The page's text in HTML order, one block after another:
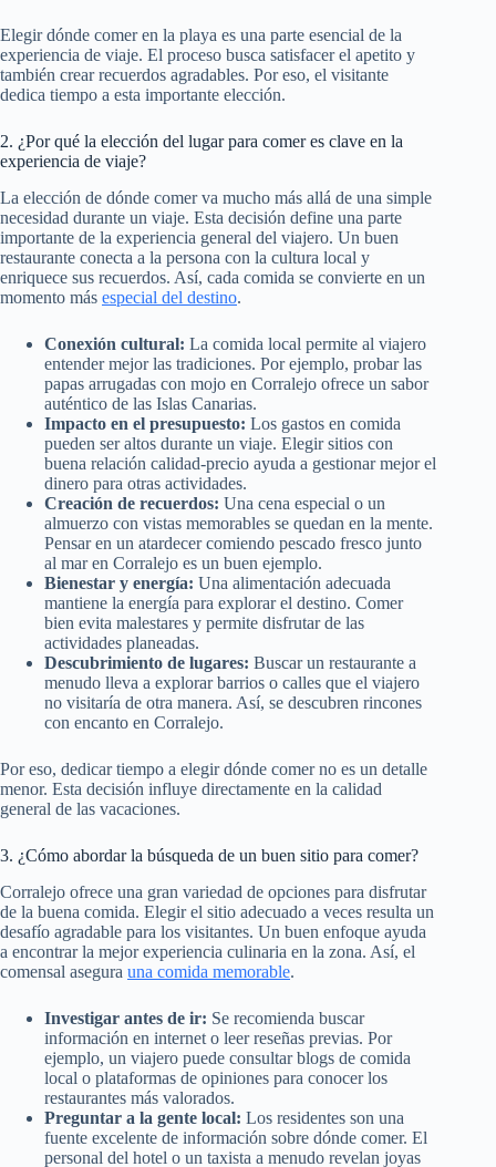
Elegir dónde comer en la playa es una parte esencial de la
experiencia de viaje. El proceso busca satisfacer el apetito y
también crear recuerdos agradables. Por eso, el visitante
dedica tiempo a esta importante elección.
2. ¿Por qué la elección del lugar para comer es clave en la
experiencia de viaje?
La elección de dónde comer va mucho más allá de una simple
necesidad durante un viaje. Esta decisión define una parte
importante de la experiencia general del viajero. Un buen
restaurante conecta a la persona con la cultura local y
enriquece sus recuerdos. Así, cada comida se convierte en un
momento más especial del destino.
Conexión cultural: La comida local permite al viajero
entender mejor las tradiciones. Por ejemplo, probar las
papas arrugadas con mojo en Corralejo ofrece un sabor
auténtico de las Islas Canarias.
Impacto en el presupuesto: Los gastos en comida
pueden ser altos durante un viaje. Elegir sitios con
buena relación calidad-precio ayuda a gestionar mejor el
dinero para otras actividades.
Creación de recuerdos: Una cena especial o un
almuerzo con vistas memorables se quedan en la mente.
Pensar en un atardecer comiendo pescado fresco junto
al mar en Corralejo es un buen ejemplo.
Bienestar y energía: Una alimentación adecuada
mantiene la energía para explorar el destino. Comer
bien evita malestares y permite disfrutar de las
actividades planeadas.
Descubrimiento de lugares: Buscar un restaurante a
menudo lleva a explorar barrios o calles que el viajero
no visitaría de otra manera. Así, se descubren rincones
con encanto en Corralejo.
Por eso, dedicar tiempo a elegir dónde comer no es un detalle
menor. Esta decisión influye directamente en la calidad
general de las vacaciones.
3. ¿Cómo abordar la búsqueda de un buen sitio para comer?
Corralejo ofrece una gran variedad de opciones para disfrutar
de la buena comida. Elegir el sitio adecuado a veces resulta un
desafío agradable para los visitantes. Un buen enfoque ayuda
a encontrar la mejor experiencia culinaria en la zona. Así, el
comensal asegura una comida memorable.
Investigar antes de ir: Se recomienda buscar
información en internet o leer reseñas previas. Por
ejemplo, un viajero puede consultar blogs de comida
local o plataformas de opiniones para conocer los
restaurantes más valorados.
Preguntar a la gente local: Los residentes son una
fuente excelente de información sobre dónde comer. El
personal del hotel o un taxista a menudo revelan joyas